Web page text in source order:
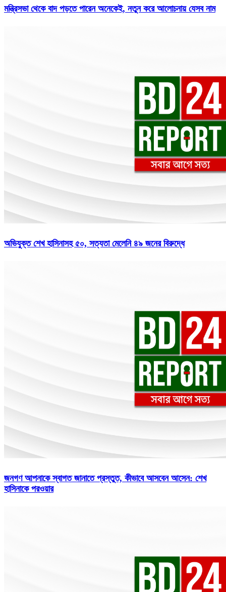
মন্ত্রিসভা থেকে বাদ পড়তে পারেন অনেকেই, নতুন করে আলোচনায় যেসব নাম
অভিযুক্ত শেখ হাসিনাসহ ৫০, সত্যতা মেলেনি ৪৯ জনের বিরুদ্ধে
জনগণ আপনাকে স্বাগত জানাতে প্রস্তুত, কীভাবে আসবেন আসেন: শেখ
হাসিনাকে পরওয়ার